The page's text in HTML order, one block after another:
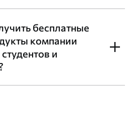
бесплатные
компании
и